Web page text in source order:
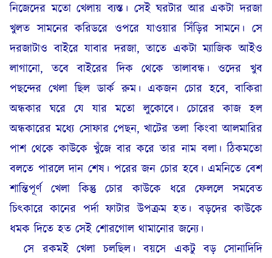
নিজেদের মতো খেলায় ব্যস্ত। সেই ঘরটার আর একটা দরজা
খুলত সামনের করিডরে ওপরে যাওয়ার সিঁড়ির সামনে। সে
দরজাটাও বাইরে যাবার দরজা, তাতে একটা ম্যাজিক আইও
লাগানো, তবে বাইরের দিক থেকে তালাবন্ধ। ওদের খুব
পছন্দের খেলা ছিল ডার্ক রুম। একজন চোর হবে, বাকিরা
অন্ধকার ঘরে যে যার মতো লুকোবে। চোরের কাজ হল
অন্ধকারের মধ্যে সোফার পেছন, খাটের তলা কিংবা আলমারির
পাশ থেকে কাউকে খুঁজে বার করে তার নাম বলা। ঠিকমতো
বলতে পারলে দান শেষ। পরের জন চোর হবে। এমনিতে বেশ
শান্তিপূর্ণ খেলা কিন্তু চোর কাউকে ধরে ফেললে সমবেত
চিৎকারে কানের পর্দা ফাটার উপক্রম হত। বড়দের কাউকে
ধমক দিতে হত সেই শোরগোল থামানোর জন্যে।
সে রকমই খেলা চলছিল। বয়সে একটু বড় সোনাদিদি